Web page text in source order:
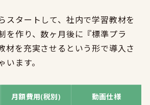
スタートして、社内で学習教材を
を作り、数ヶ月後に『標準プラ
材を充実させるという形で導入さ
います。
月額費用(税別) 動画仕様